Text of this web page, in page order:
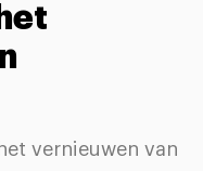
vernieuwen van